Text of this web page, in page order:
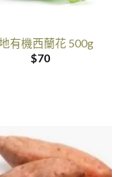
有機西蘭花 500g
$70